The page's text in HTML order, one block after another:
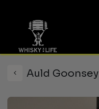
Auld Goonsey